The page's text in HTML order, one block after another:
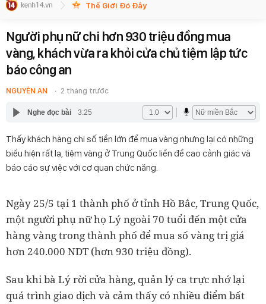
Thế Giới Đó Đây
Người phụ nữ chi hơn 930 triệu đồng mua
vàng, khách vừa ra khỏi cửa chủ tiệm lập tức
báo công an
NGUYÊN AN 2 tháng trước
Nghe đọc bài 3:25
Thấy khách hàng chi số tiền lớn để mua vàng nhưng lại có những
biểu hiện rất lạ, tiệm vàng ở Trung Quốc liền đề cao cảnh giác và
báo cáo sự việc với cơ quan chức năng.
Ngày 25/5 tại 1 thành phố ở tỉnh Hồ Bắc, Trung Quốc,
một người phụ nữ họ Lý ngoài 70 tuổi đến một cửa
hàng vàng trong thành phố để mua số vàng trị giá
hơn 240.000 NDT (hơn 930 triệu đồng).
Sau khi bà Lý rời cửa hàng, quản lý ca trực nhớ lại
quá trình giao dịch và cảm thấy có nhiều điểm bất